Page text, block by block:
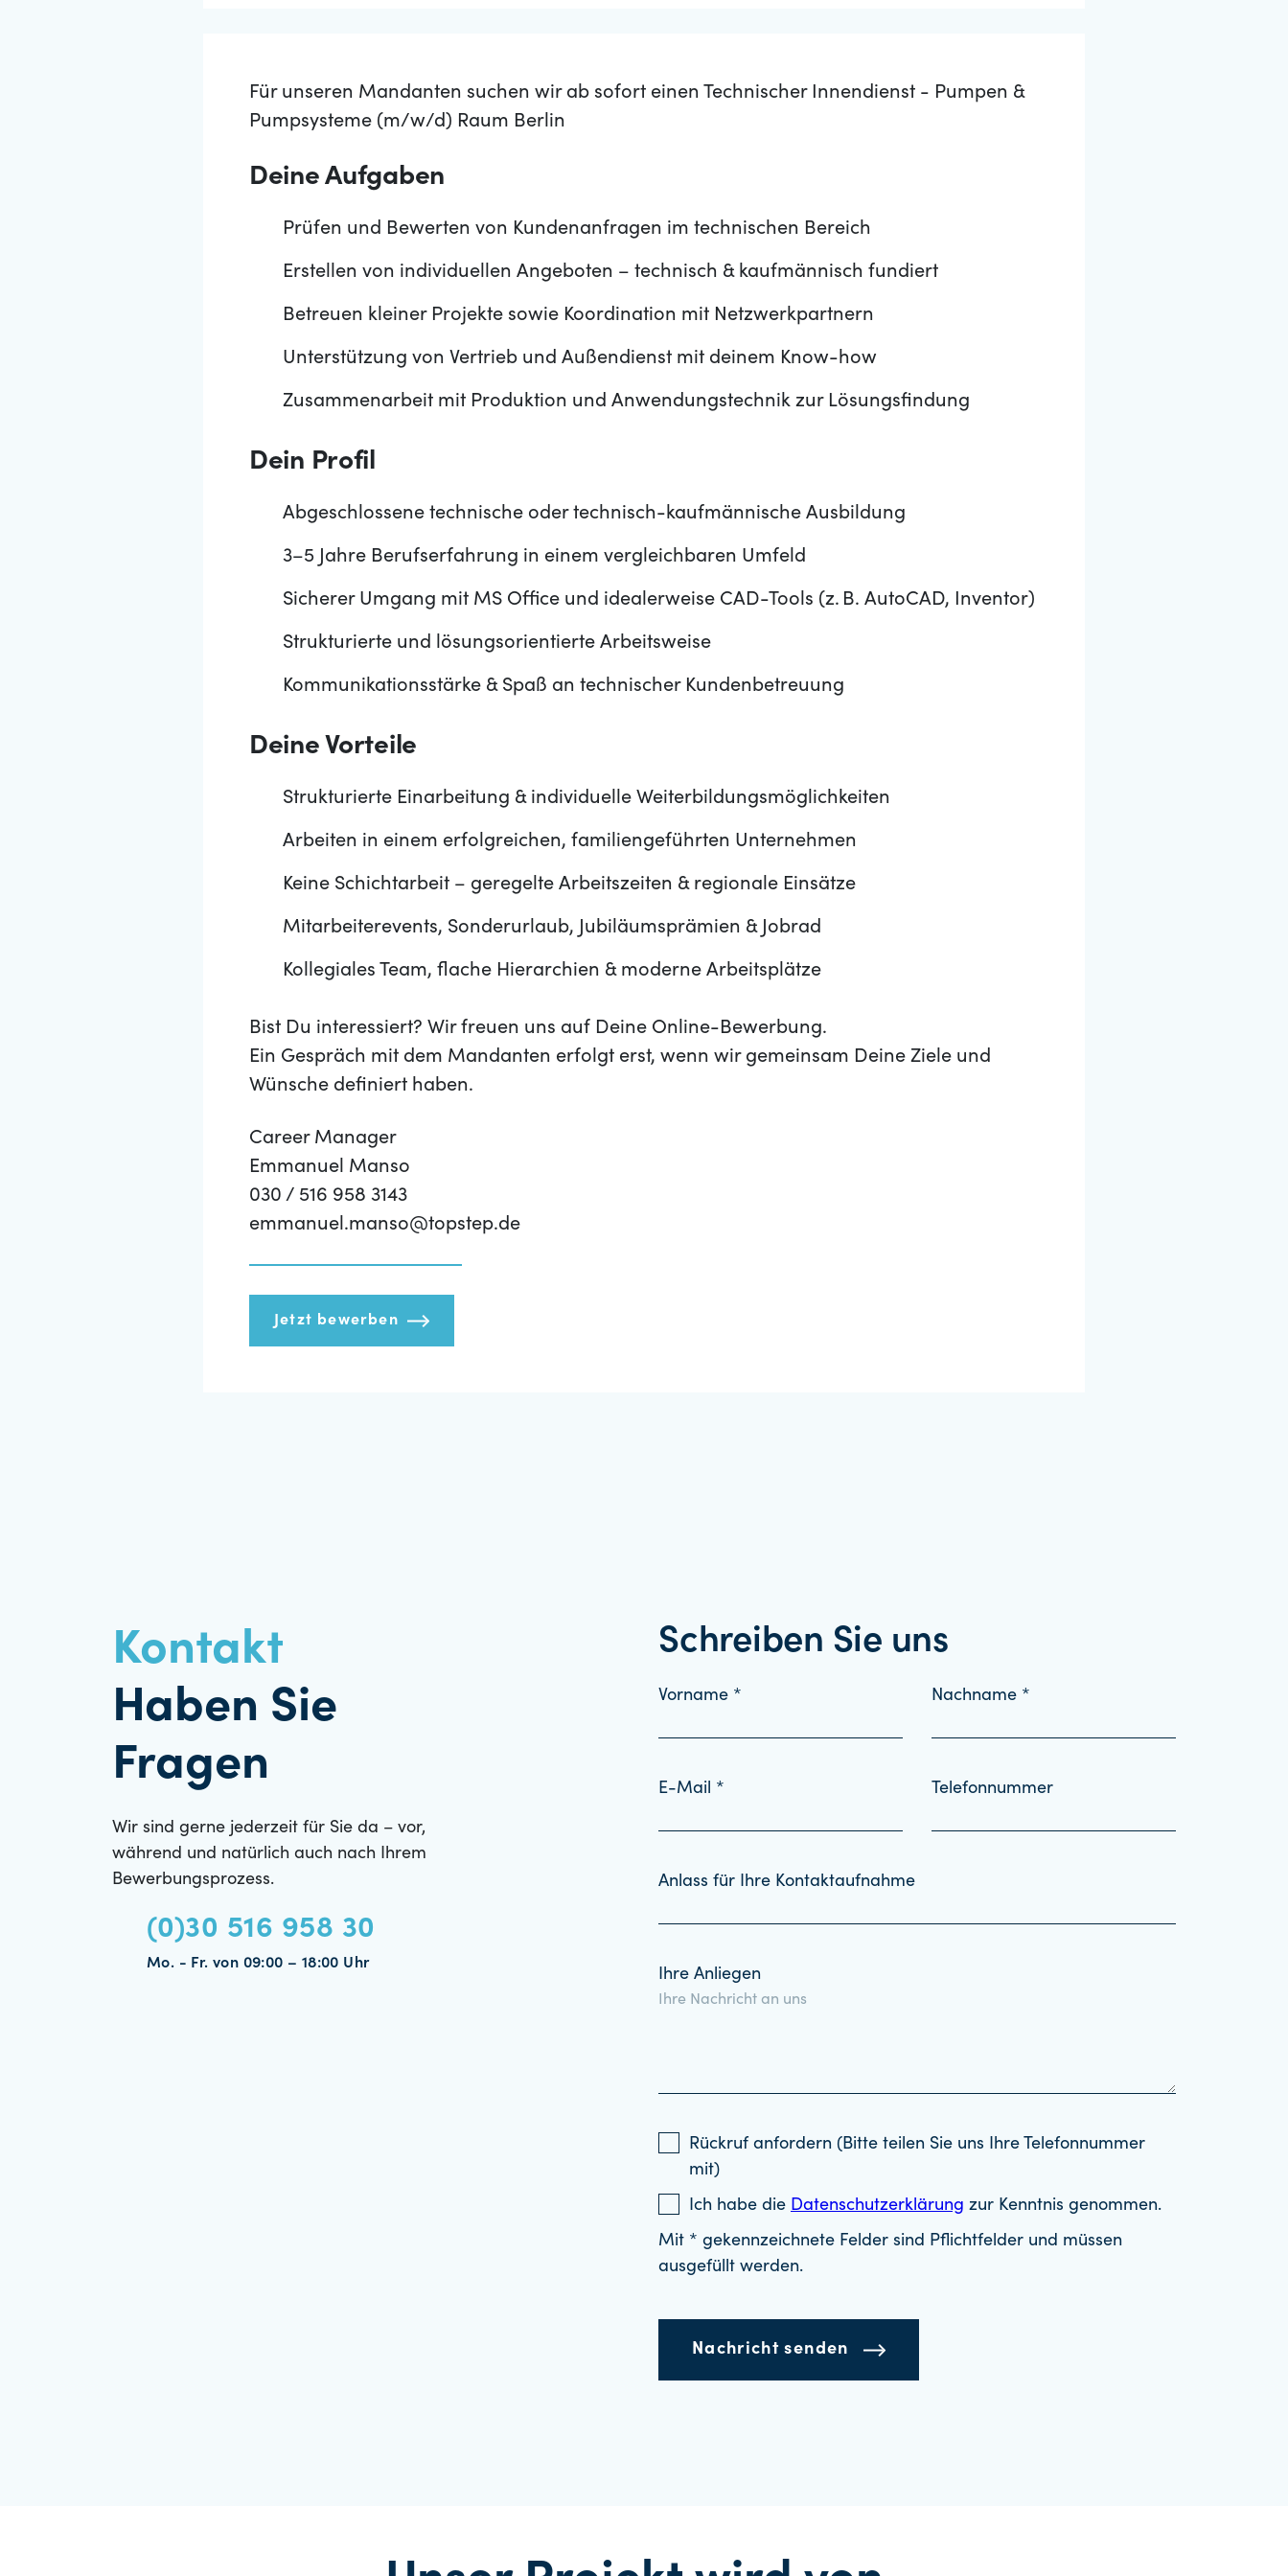
Für unseren Mandanten suchen wir ab sofort einen Technischer Innendienst - Pumpen &
Pumpsysteme (m/w/d) Raum Berlin
Deine Aufgaben
Prüfen und Bewerten von Kundenanfragen im technischen Bereich
Erstellen von individuellen Angeboten – technisch & kaufmännisch fundiert
Betreuen kleiner Projekte sowie Koordination mit Netzwerkpartnern
Unterstützung von Vertrieb und Außendienst mit deinem Know-how
Zusammenarbeit mit Produktion und Anwendungstechnik zur Lösungsfindung
Dein Profil
Abgeschlossene technische oder technisch-kaufmännische Ausbildung
3–5 Jahre Berufserfahrung in einem vergleichbaren Umfeld
Sicherer Umgang mit MS Office und idealerweise CAD-Tools (z. B. AutoCAD, Inventor)
Strukturierte und lösungsorientierte Arbeitsweise
Kommunikationsstärke & Spaß an technischer Kundenbetreuung
Deine Vorteile
Strukturierte Einarbeitung & individuelle Weiterbildungsmöglichkeiten
Arbeiten in einem erfolgreichen, familiengeführten Unternehmen
Keine Schichtarbeit – geregelte Arbeitszeiten & regionale Einsätze
Mitarbeiterevents, Sonderurlaub, Jubiläumsprämien & Jobrad
Kollegiales Team, flache Hierarchien & moderne Arbeitsplätze
Bist Du interessiert? Wir freuen uns auf Deine Online-Bewerbung.
Ein Gespräch mit dem Mandanten erfolgt erst, wenn wir gemeinsam Deine Ziele und
Wünsche definiert haben.
Career Manager
Emmanuel Manso
030 / 516 958 3143
emmanuel.manso@topstep.de
Jetzt bewerben
Kontakt
Haben Sie
Fragen
Wir sind gerne jederzeit für Sie da – vor,
während und natürlich auch nach Ihrem
Bewerbungsprozess.
(0)30 516 958 30
Mo. - Fr. von 09:00 – 18:00 Uhr
Schreiben Sie uns
Vorname * Nachname *
E-Mail * Telefonnummer
Anlass für Ihre Kontaktaufnahme
Ihre Anliegen
Rückruf anfordern (Bitte teilen Sie uns Ihre Telefonnummer
mit)
Ich habe die Datenschutzerklärung zur Kenntnis genommen.
Mit * gekennzeichnete Felder sind Pflichtfelder und müssen
ausgefüllt werden.
Nachricht senden